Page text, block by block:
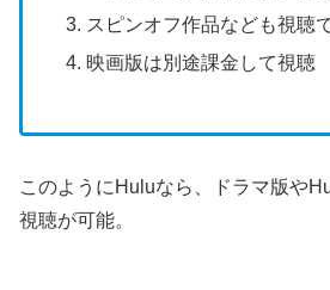
スピンオフ作品なども視聴
映画版は別途課金して視聴
このようにHuluなら、ドラマ版や
視聴が可能。